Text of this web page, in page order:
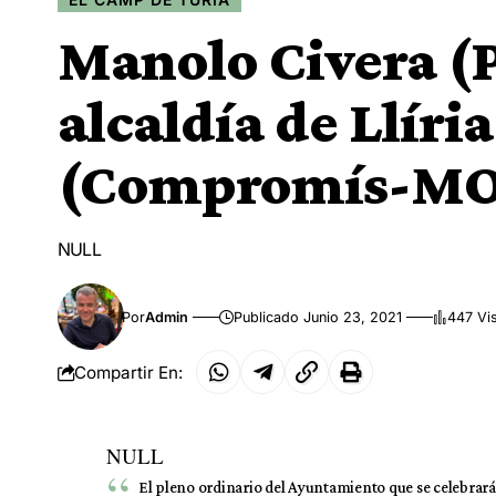
Manolo Civera
alcaldía de
(Compromís-
NULL
PorAdmin Publicado Junio 23, 2021 447
Compartir En:
NULL
El pleno ordinario del Ayuntamiento que se